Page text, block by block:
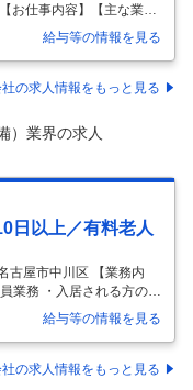
0件
お仕事内容】【主な業務
計画書をもとに決められ
■生活支援：暮らしをサ
掃除等 ■身体介護：ご利
の介助・排泄介助等 新宮
護度の方に対応しま
さい。…
給与等の情報を見る
の求人情報をもっと見る
）業界の求人
日以上／有料老人
古屋市中川区 【業務内
業務 ・入居される方の受
などのご家族へのご報告
・地域への営業活動 ・介
福祉士、社会福祉主事任
【施設形態】 有料老人ホ
給与等の情報を見る
の求人情報をもっと見る